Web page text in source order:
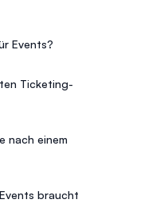
Events?
Ticketing-
nach einem
braucht